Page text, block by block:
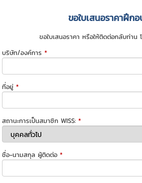
ขอใบเสนอราคาฝึก
ขอใบเสนอราคา หรือให้ติดต่อกลับท่าน
บริษัท/องค์การ *
ที่อยู่ *
สถานะการเป็นสมาชิก WISS: *
ชื่อ-นามสกุล ผู้ติดต่อ *